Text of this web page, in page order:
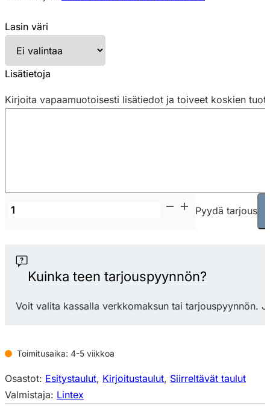
Lasin väri
Lisätietoja
Kirjoita vapaamuotoisesti lisätiedot ja toiveet koskien
Lintex
1200
mm
lasitaulu
määrä
Pyydä tarjous
Kuinka teen tarjouspyynnön?
Voit valita kassalla verkkomaksun tai tarjouspyynnön.
Toimitusaika: 4-5 viikkoa
Osastot: Esitystaulut, Kirjoitustaulut, Siirreltävät taulut
Valmistaja: Lintex